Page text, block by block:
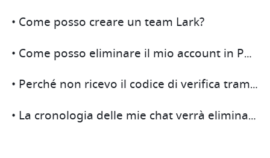
• Come posso creare un team Lark?
• Come posso eliminare il mio account in Personal Edition?
• Perché non ricevo il codice di verifica tramite SMS o e-mail?
• La cronologia delle mie chat verrà eliminata se decido di modificare il mio indirizzo e-mail di accesso?